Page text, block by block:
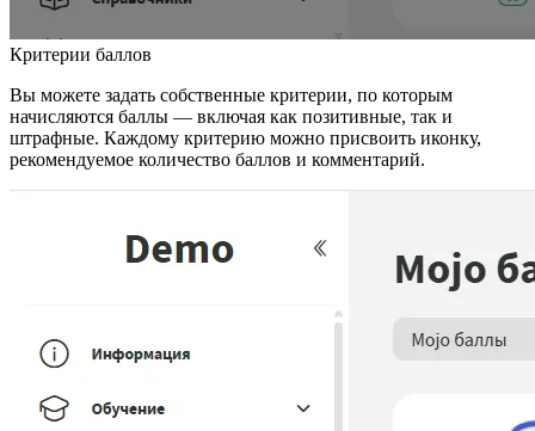
Критерии баллов
Вы можете задать собственные критерии, по которым
начисляются баллы — включая как позитивные, так и
штрафные. Каждому критерию можно присвоить иконку,
рекомендуемое количество баллов и комментарий.